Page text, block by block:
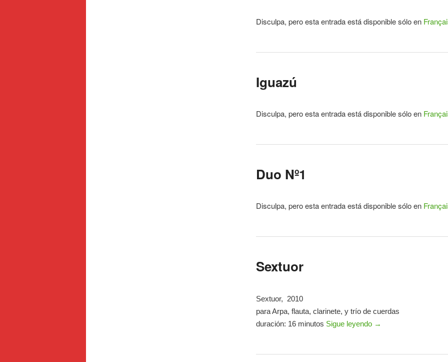
Disculpa, pero esta entrada está disponible sólo en
Iguazú
Disculpa, pero esta entrada está disponible sólo en
Duo Nº1
Disculpa, pero esta entrada está disponible sólo en
Sextuor
Sextuor, 2010
para Arpa, flauta, clarinete, y trío de cuerdas
duración: 16 minutos Sigue leyendo →